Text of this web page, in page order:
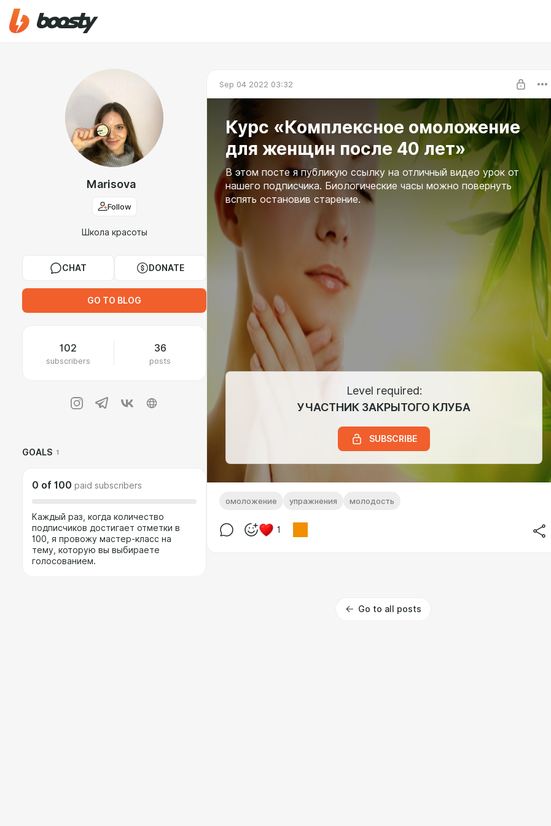
Marisova
Follow
Школа красоты
CHAT DONATE
GO TO BLOG
102
subscribers
36
posts
GOALS 1
0 of 100 paid subscribers
Каждый раз, когда количество
подписчиков достигает отметки в
100, я провожу мастер-класс на
тему, которую вы выбираете
голосованием.
Sep 04 2022 03:32
Курс «Комплексное омоложение
для женщин после 40 лет»
В этом посте я публикую ссылку на отличный видео урок от
нашего подписчика. Биологические часы можно повернуть
вспять остановив старение.
Level required:
УЧАСТНИК ЗАКРЫТОГО КЛУБА
SUBSCRIBE
омоложение упражнения молодость
1
Go to all posts